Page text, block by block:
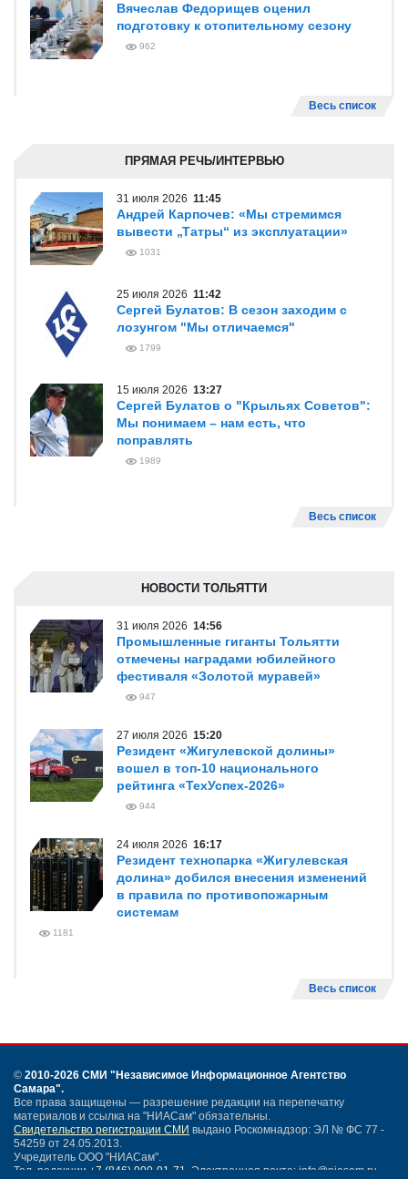
Вячеслав Федорищев оценил
подготовку к отопительному сезону
962
Весь список
ПРЯМАЯ РЕЧЬ/ИНТЕРВЬЮ
31 июля 2026 11:45
Андрей Карпочев: «Мы стремимся
вывести „Татры“ из эксплуатации»
1031
25 июля 2026 11:42
Сергей Булатов: В сезон заходим с
лозунгом "Мы отличаемся"
1799
15 июля 2026 13:27
Сергей Булатов о "Крыльях Советов":
Мы понимаем – нам есть, что
поправлять
1989
Весь список
НОВОСТИ ТОЛЬЯТТИ
31 июля 2026 14:56
Промышленные гиганты Тольятти
отмечены наградами юбилейного
фестиваля «Золотой муравей»
947
27 июля 2026 15:20
Резидент «Жигулевской долины»
вошел в топ-10 национального
рейтинга «ТехУспех-2026»
944
24 июля 2026 16:17
Резидент технопарка «Жигулевская
долина» добился внесения изменений
в правила по противопожарным
системам
1181
Весь список
© 2010-2026 СМИ "Независимое Информационное Агентство
Самара".
Все права защищены — разрешение редакции на перепечатку
материалов и ссылка на "НИАСам" обязательны.
Свидетельство регистрации СМИ выдано Роскомнадзор: ЭЛ № ФС 77 -
54259 от 24.05.2013.
Учредитель ООО "НИАСам".
Тел. редакции +7 (846) 990-91-71. Электронная почта: info@niasam.ru